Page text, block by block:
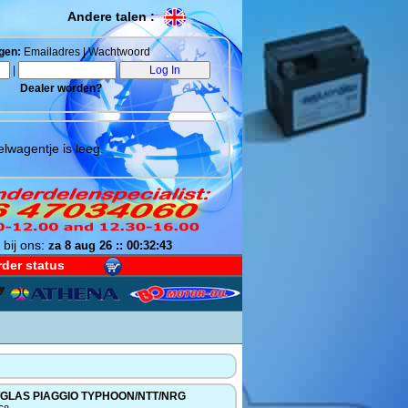
Andere talen :
Emailadres | Wachtwoord
Dealer worden?
is leeg.
bij ons: za 8 aug 26 :: 00:32:44
status
PIAGGIO TYPHOON/NTT/NRG